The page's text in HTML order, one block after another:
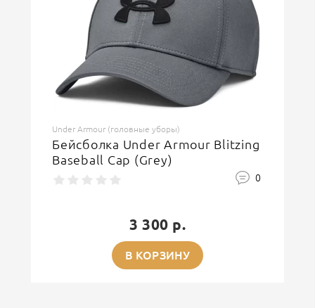
Under Armour (головные уборы)
Бейсболка Under Armour Blitzing
Baseball Cap (Grey)
0
3 300 р.
В КОРЗИНУ